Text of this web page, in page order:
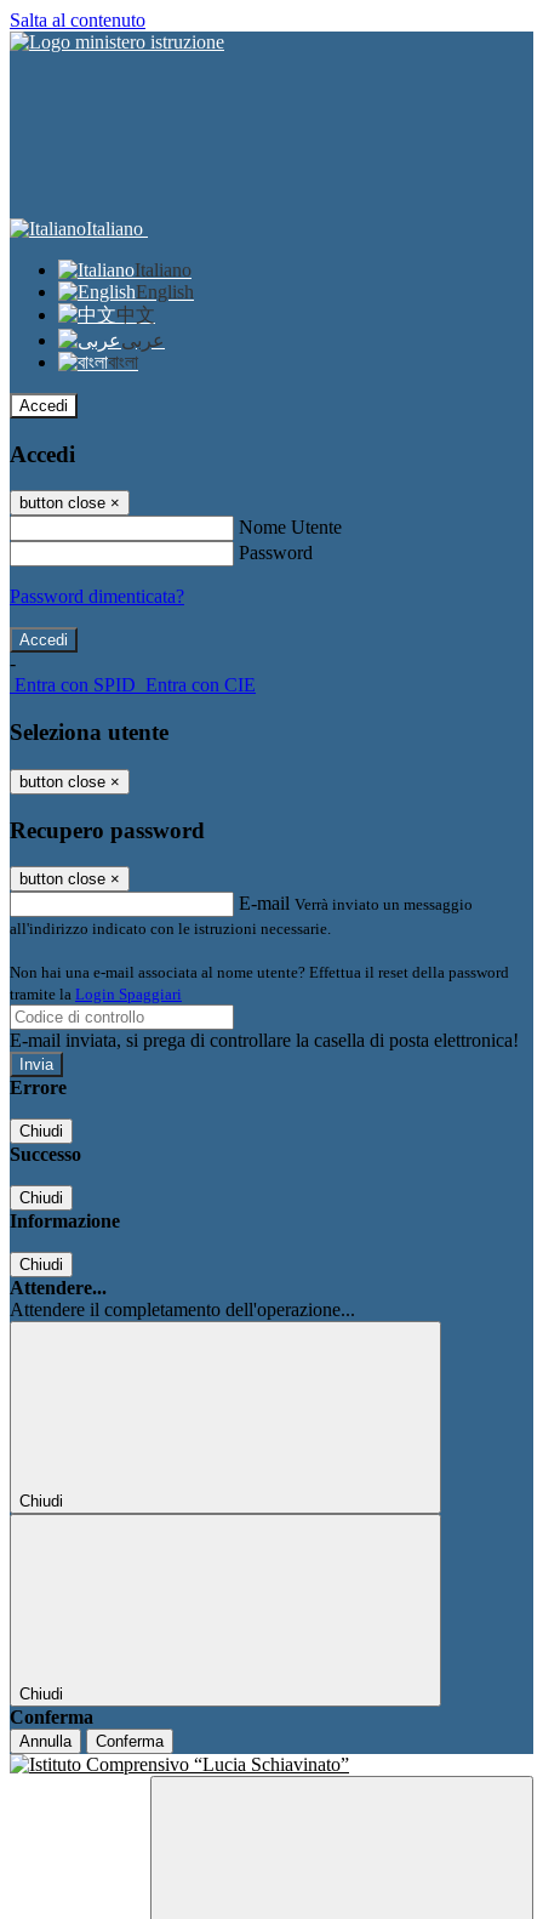
Salta al contenuto
Italiano
Italiano
English
中文
عربى
বাংলা
Accedi
Accedi
button close ×
Nome Utente
Password
Password dimenticata?
-
Entra con SPID Entra con CIE
Seleziona utente
button close ×
Recupero password
button close ×
E-mail Verrà inviato un messaggio
all'indirizzo indicato con le istruzioni necessarie.
Non hai una e-mail associata al nome utente? Effettua il reset della password
tramite la Login Spaggiari
E-mail inviata, si prega di controllare la casella di posta elettronica!
Errore
Chiudi
Successo
Chiudi
Informazione
Chiudi
Attendere...
Attendere il completamento dell'operazione...
Chiudi
Chiudi
Conferma
Annulla Conferma